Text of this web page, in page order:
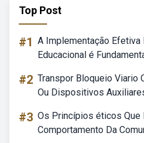
Top Post
#1 A Implementação Efetiva
Educacional é
#2 Transpor Bloqueio Viario
Ou Dispositivos
#3 Os Princípios éticos Que
Comportamento Da